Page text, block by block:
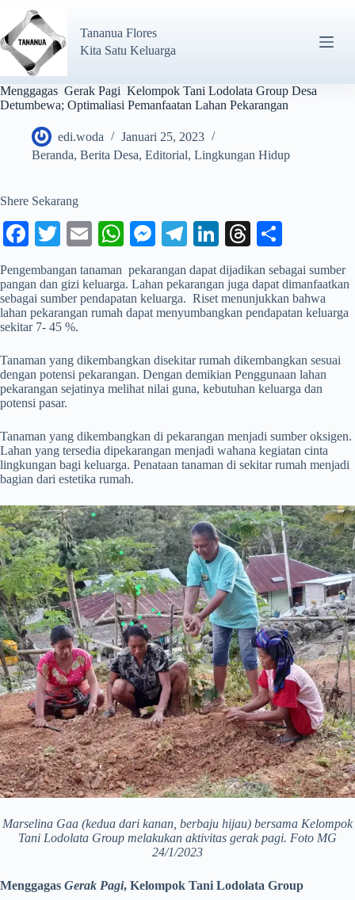
Tananua Flores
Kita Satu Keluarga
Menggagas Gerak Pagi Kelompok Tani Lodolata Group Desa
Detumbewa; Optimaliasi Pemanfaatan Lahan Pekarangan
edi.woda
Januari 25, 2023
Beranda, Berita Desa, Editorial, Lingkungan Hidup
Shere Sekarang
Fa
ce
bo
ok
T
wi
tte
r
E
ail
W
ha
ts
A
M
se
ng
Te
le
gr
a
Li
nk
ed
In
T
ea
ds
ha
re
Pengembangan tanaman pekarangan dapat dijadikan sebagai sumber
pangan dan gizi keluarga. Lahan pekarangan juga dapat dimanfaatkan
sebagai sumber pendapatan keluarga. Riset menunjukkan bahwa
lahan pekarangan rumah dapat menyumbangkan pendapatan keluarga
sekitar 7- 45 %.
Tanaman yang dikembangkan disekitar rumah dikembangkan sesuai
dengan potensi pekarangan. Dengan demikian Penggunaan lahan
pekarangan sejatinya melihat nilai guna, kebutuhan keluarga dan
potensi pasar.
Tanaman yang dikembangkan di pekarangan menjadi sumber oksigen.
Lahan yang tersedia dipekarangan menjadi wahana kegiatan cinta
lingkungan bagi keluarga. Penataan tanaman di sekitar rumah menjadi
bagian dari estetika rumah.
Marselina Gaa (kedua dari kanan, berbaju hijau) bersama Kelompok
Tani Lodolata Group melakukan aktivitas gerak pagi. Foto MG
24/1/2023
Menggagas Gerak Pagi, Kelompok Tani Lodolata Group